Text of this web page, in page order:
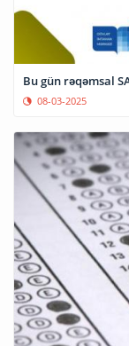
Bu gün rəqəmsal
08-03-2025